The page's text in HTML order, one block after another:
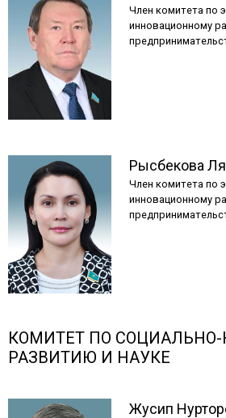
Член комитета по
инновационному
Рысбекова
Член комитета по
инновационному
КОМИТЕТ ПО
РАЗВИТИЮ И НАУКЕ
Жусип